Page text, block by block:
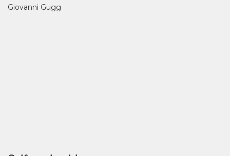
Giovanni Gugg